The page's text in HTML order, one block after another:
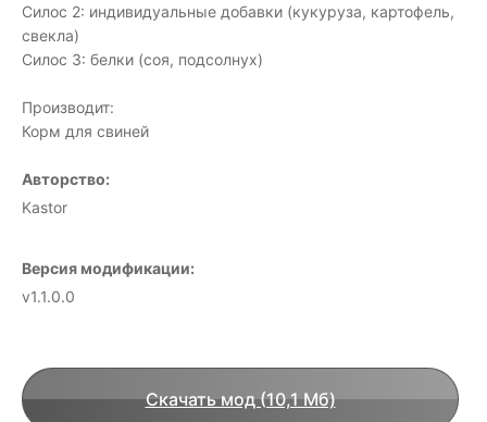
Силос 2: индивидуальные добавки (кукуруза, картофель,
свекла)
Силос 3: белки (соя, подсолнух)
Производит:
Корм для свиней
Авторство:
Kastor
Версия модификации:
v1.1.0.0
Скачать мод (10,1 Мб)